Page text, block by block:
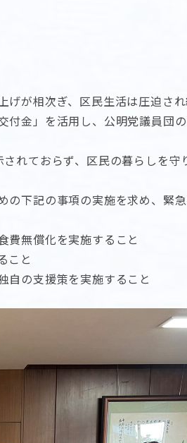
が相次ぎ、区民生活は圧迫され
金」を活用し、公明党議員団
れておらず、区民の暮らしを
下記の事項の実施を求め、緊急
費無償化を実施すること
こと
自の支援策を実施すること